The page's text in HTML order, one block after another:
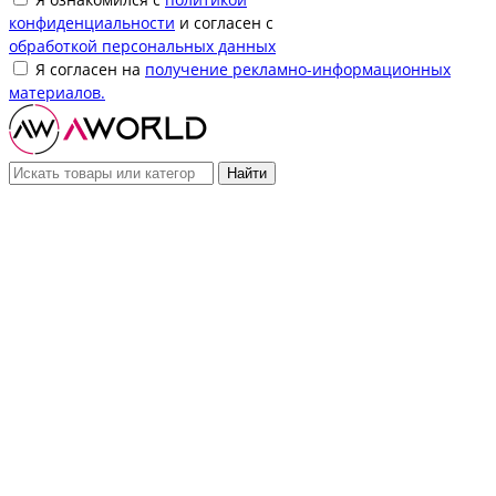
конфиденциальности и согласен с
обработкой персональных данных
Я согласен на получение рекламно-информационных
материалов.
Найти